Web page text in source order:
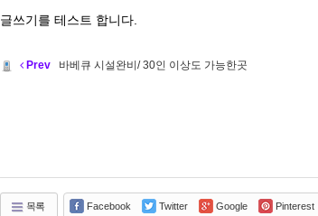
글쓰기를 테스트 합니다.
Prev 바베큐 시설완비/ 30인 이상도 가능한곳
목록 Facebook Twitter Google Pinterest